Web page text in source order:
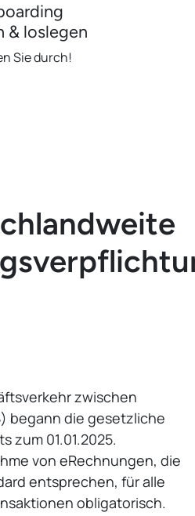
& loslegen
Sie durch!
zwischen
begann die gesetzliche
zum 01.01.2025.
von eRechnungen, die
entsprechen, für alle
obligatorisch.